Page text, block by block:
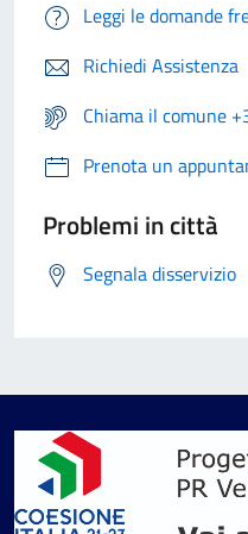
Leggi le domande
Richiedi Assistenza
Chiama il comune
Prenota un
Problemi in città
Segnala disservizio